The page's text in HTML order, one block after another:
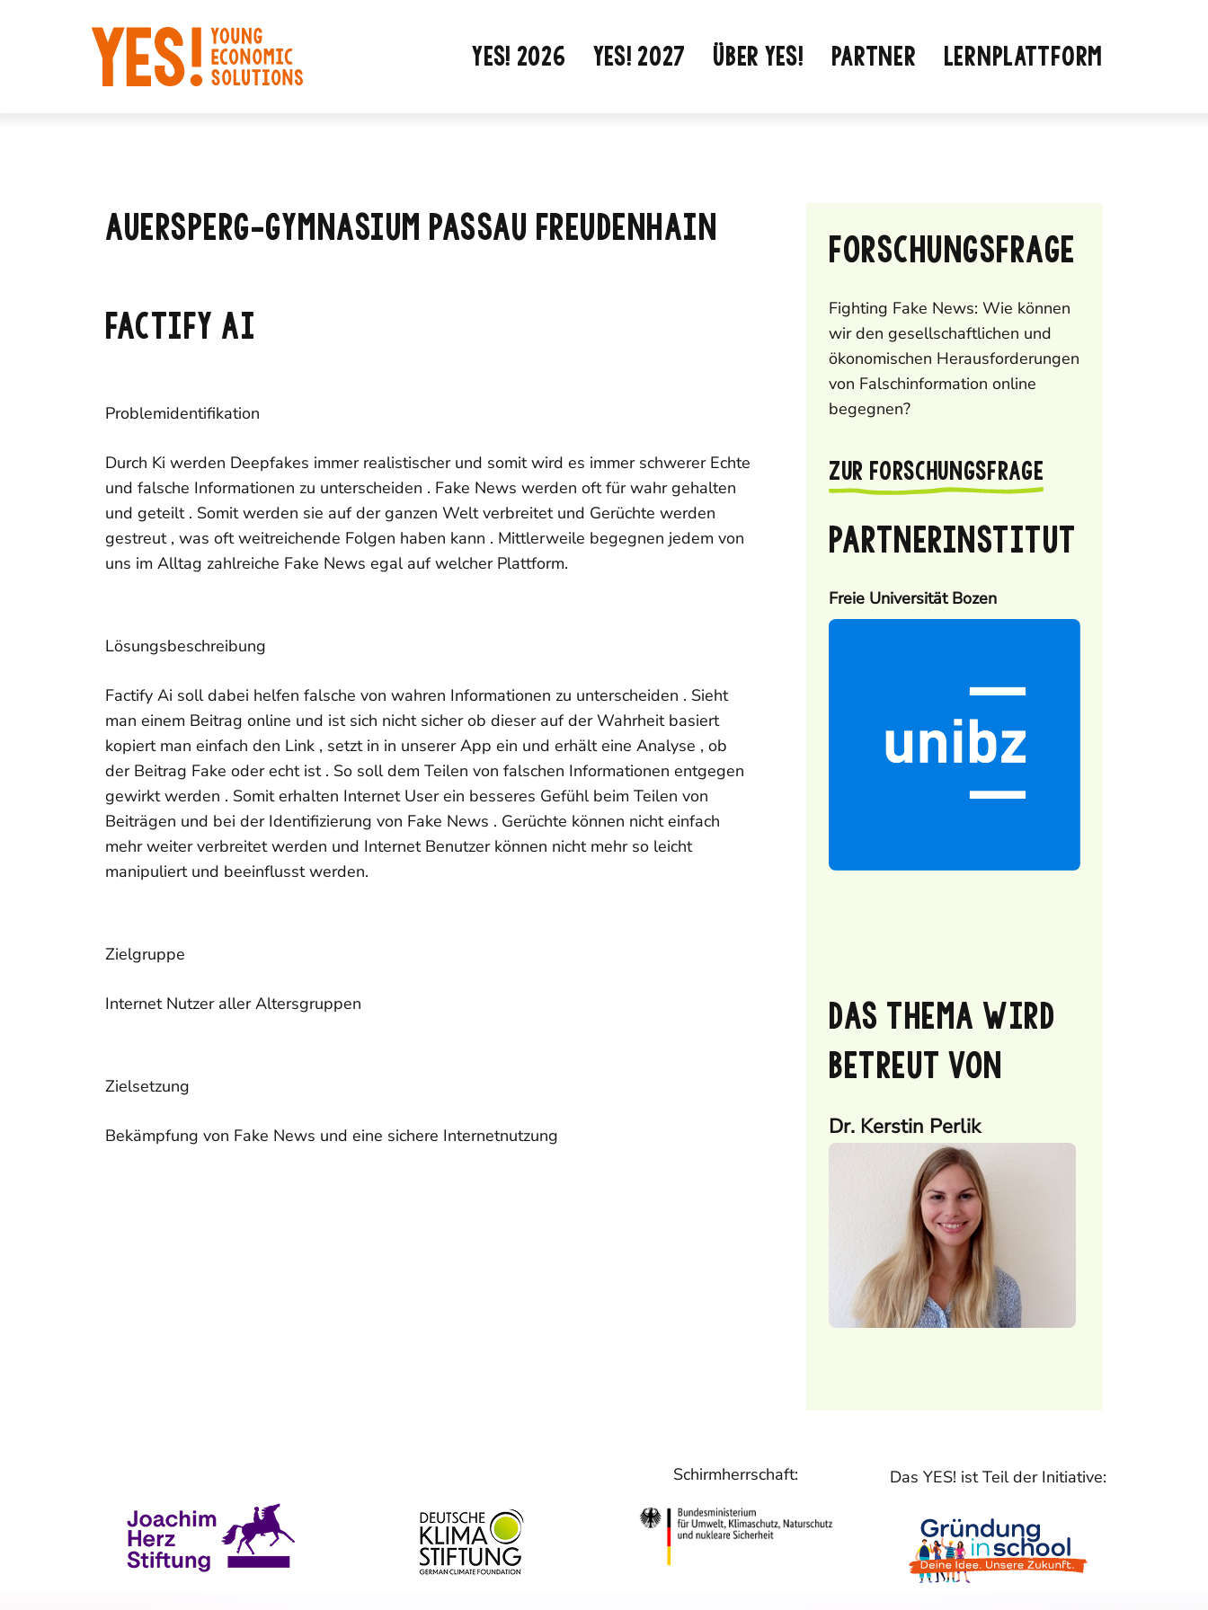
YES! 2026 YES! 2027 ÜBER YES! PARTNER LERNPLATTFORM
AUERSPERG-GYMNASIUM PASSAU FREUDENHAIN
FACTIFY AI
Problemidentifikation
Durch Ki werden Deepfakes immer realistischer und somit wird es immer schwerer Echte
und falsche Informationen zu unterscheiden . Fake News werden oft für wahr gehalten
und geteilt . Somit werden sie auf der ganzen Welt verbreitet und Gerüchte werden
gestreut , was oft weitreichende Folgen haben kann . Mittlerweile begegnen jedem von
uns im Alltag zahlreiche Fake News egal auf welcher Plattform.
Lösungsbeschreibung
Factify Ai soll dabei helfen falsche von wahren Informationen zu unterscheiden . Sieht
man einem Beitrag online und ist sich nicht sicher ob dieser auf der Wahrheit basiert
kopiert man einfach den Link , setzt in in unserer App ein und erhält eine Analyse , ob
der Beitrag Fake oder echt ist . So soll dem Teilen von falschen Informationen entgegen
gewirkt werden . Somit erhalten Internet User ein besseres Gefühl beim Teilen von
Beiträgen und bei der Identifizierung von Fake News . Gerüchte können nicht einfach
mehr weiter verbreitet werden und Internet Benutzer können nicht mehr so leicht
manipuliert und beeinflusst werden.
Zielgruppe
Internet Nutzer aller Altersgruppen
Zielsetzung
Bekämpfung von Fake News und eine sichere Internetnutzung
FORSCHUNGSFRAGE
Fighting Fake News: Wie können
wir den gesellschaftlichen und
ökonomischen Herausforderungen
von Falschinformation online
begegnen?
ZUR FORSCHUNGSFRAGE
PARTNERINSTITUT
Freie Universität Bozen
DAS THEMA WIRD
BETREUT VON
Dr. Kerstin Perlik
Schirmherrschaft: Das YES! ist Teil der Initiative: